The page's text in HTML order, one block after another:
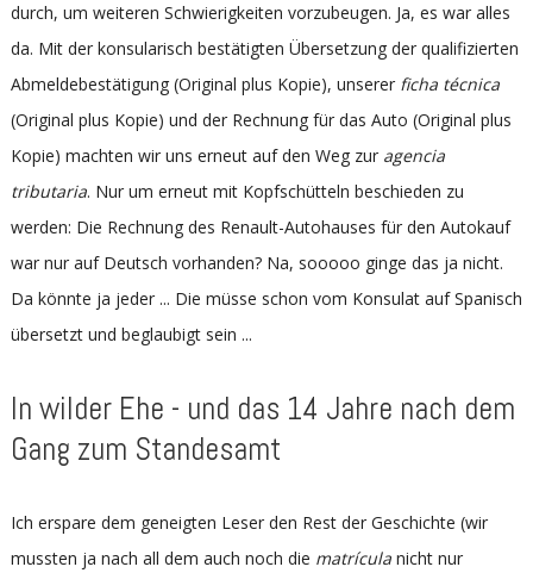
durch, um weiteren Schwierigkeiten vorzubeugen. Ja, es war alles
da. Mit der konsularisch bestätigten Übersetzung der qualifizierten
Abmeldebestätigung (Original plus Kopie), unserer ficha técnica
(Original plus Kopie) und der Rechnung für das Auto (Original plus
Kopie) machten wir uns erneut auf den Weg zur agencia
tributaria. Nur um erneut mit Kopfschütteln beschieden zu
werden: Die Rechnung des Renault-Autohauses für den Autokauf
war nur auf Deutsch vorhanden? Na, sooooo ginge das ja nicht.
Da könnte ja jeder ... Die müsse schon vom Konsulat auf Spanisch
übersetzt und beglaubigt sein ...
In wilder Ehe - und das 14 Jahre nach dem
Gang zum Standesamt
Ich erspare dem geneigten Leser den Rest der Geschichte (wir
mussten ja nach all dem auch noch die matrículanicht nur